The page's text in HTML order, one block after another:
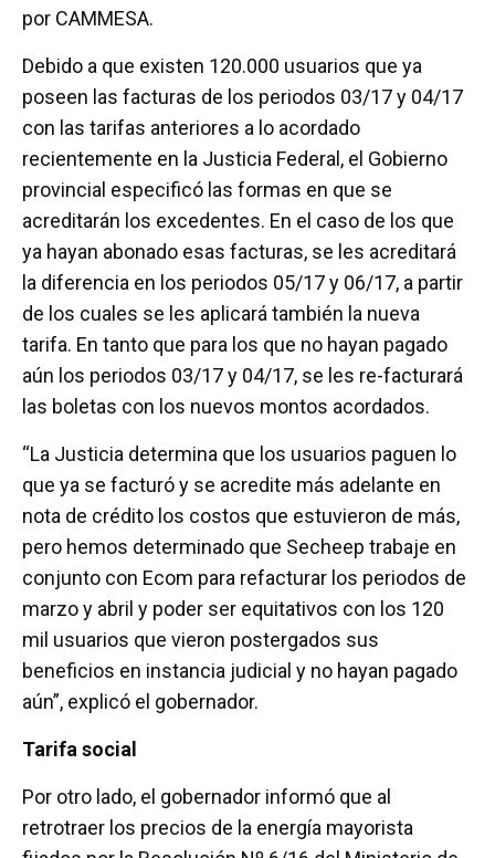
por CAMMESA.
Debido a que existen 120.000 usuarios que ya
poseen las facturas de los periodos 03/17 y 04/17
con las tarifas anteriores a lo acordado
recientemente en la Justicia Federal, el Gobierno
provincial especificó las formas en que se
acreditarán los excedentes. En el caso de los que
ya hayan abonado esas facturas, se les acreditará
la diferencia en los periodos 05/17 y 06/17, a partir
de los cuales se les aplicará también la nueva
tarifa. En tanto que para los que no hayan pagado
aún los periodos 03/17 y 04/17, se les re-facturará
las boletas con los nuevos montos acordados.
“La Justicia determina que los usuarios paguen lo
que ya se facturó y se acredite más adelante en
nota de crédito los costos que estuvieron de más,
pero hemos determinado que Secheep trabaje en
conjunto con Ecom para refacturar los periodos de
marzo y abril y poder ser equitativos con los 120
mil usuarios que vieron postergados sus
beneficios en instancia judicial y no hayan pagado
aún”, explicó el gobernador.
Tarifa social
Por otro lado, el gobernador informó que al
retrotraer los precios de la energía mayorista